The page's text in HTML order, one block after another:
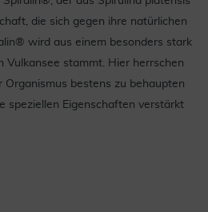
die sich gegen ihre natürlichen
wird aus einem besonders stark
Vulkansee stammt. Hier herrschen
Organismus bestens zu behaupten
speziellen Eigenschaften verstärkt